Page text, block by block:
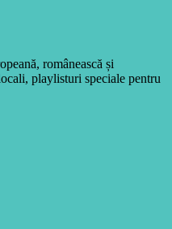
românească și
playlisturi speciale pentru